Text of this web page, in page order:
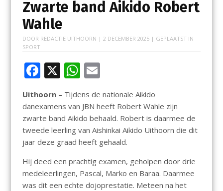
Zwarte band Aikido Robert
Wahle
DOOR REDACTIE UITHOORN | 2 DECEMBER 2025| GEPLAATST IN
SPORT
F
e
b
o
o
k
X W
at
s
A
p
p
E
ai
l
Uithoorn– Tijdens de nationale Aikido
danexamens van JBN heeft Robert Wahle zijn
zwarte band Aikido behaald. Robert is daarmee de
tweede leerling van Aishinkai Aikido Uithoorn die dit
jaar deze graad heeft gehaald.
Hij deed een prachtig examen, geholpen door drie
medeleerlingen, Pascal, Marko en Baraa. Daarmee
was dit een echte dojoprestatie. Meteen na het